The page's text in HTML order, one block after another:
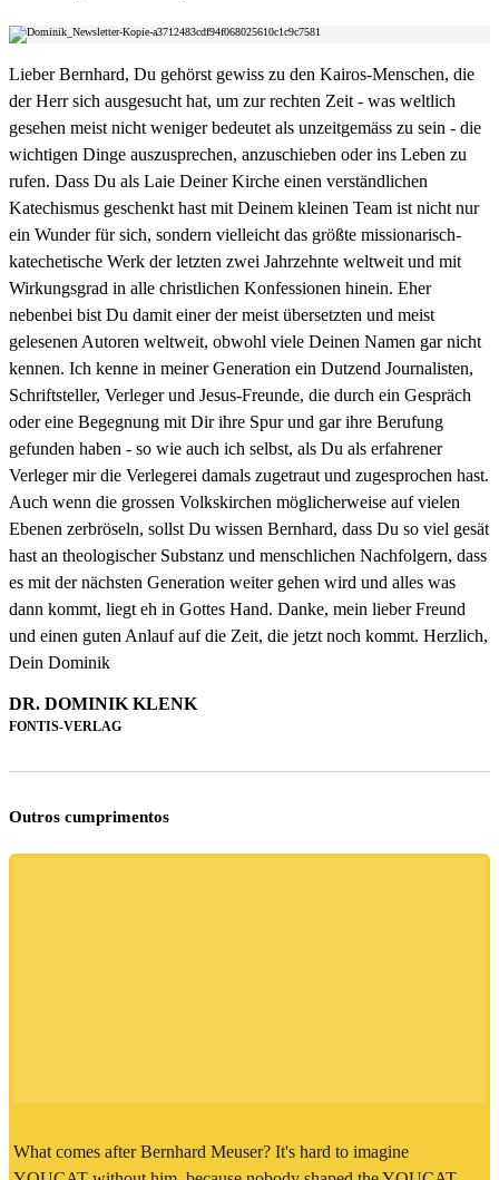
Lieber Bernhard, Du gehörst gewiss zu den Kairos-Menschen, die
der Herr sich ausgesucht hat, um zur rechten Zeit - was weltlich
gesehen meist nicht weniger bedeutet als unzeitgemäss zu sein - die
wichtigen Dinge auszusprechen, anzuschieben oder ins Leben zu
rufen. Dass Du als Laie Deiner Kirche einen verständlichen
Katechismus geschenkt hast mit Deinem kleinen Team ist nicht nur
ein Wunder für sich, sondern vielleicht das größte missionarisch-
katechetische Werk der letzten zwei Jahrzehnte weltweit und mit
Wirkungsgrad in alle christlichen Konfessionen hinein. Eher
nebenbei bist Du damit einer der meist übersetzten und meist
gelesenen Autoren weltweit, obwohl viele Deinen Namen gar nicht
kennen. Ich kenne in meiner Generation ein Dutzend Journalisten,
Schriftsteller, Verleger und Jesus-Freunde, die durch ein Gespräch
oder eine Begegnung mit Dir ihre Spur und gar ihre Berufung
gefunden haben - so wie auch ich selbst, als Du als erfahrener
Verleger mir die Verlegerei damals zugetraut und zugesprochen hast.
Auch wenn die grossen Volkskirchen möglicherweise auf vielen
Ebenen zerbröseln, sollst Du wissen Bernhard, dass Du so viel gesät
hast an theologischer Substanz und menschlichen Nachfolgern, dass
es mit der nächsten Generation weiter gehen wird und alles was
dann kommt, liegt eh in Gottes Hand. Danke, mein lieber Freund
und einen guten Anlauf auf die Zeit, die jetzt noch kommt. Herzlich,
Dein Dominik
DR. DOMINIK KLENK
FONTIS-VERLAG
Outros cumprimentos
What comes after Bernhard Meuser? It's hard to imagine